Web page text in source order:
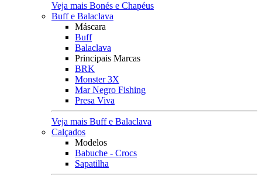
Veja mais Bonés e Chapéus
Buff e Balaclava
Máscara
Buff
Balaclava
Principais Marcas
BRK
Monster 3X
Mar Negro Fishing
Presa Viva
Veja mais Buff e Balaclava
Calçados
Modelos
Babuche - Crocs
Sapatilha